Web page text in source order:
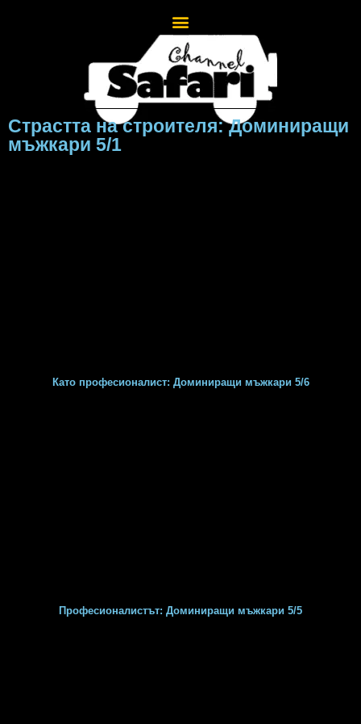
Страстта на строителя: Доминиращи
мъжкари 5/1
Като професионалист: Доминиращи мъжкари 5/6
Професионалистът: Доминиращи мъжкари 5/5